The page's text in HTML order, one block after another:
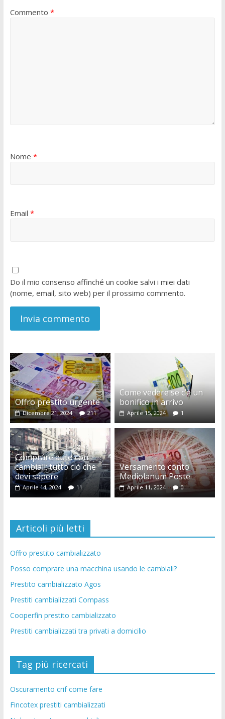
Commento *
Nome *
Email *
Do il mio consenso affinché un cookie salvi i miei dati
(nome, email, sito web) per il prossimo commento.
Offro prestito urgente
Dicembre 21, 2024 211
Come vedere se c’è un
bonifico in arrivo
Aprile 15, 2024 1
Comprare auto con
cambiali: tutto ciò che
devi sapere
Aprile 14, 2024 11
Versamento conto
Mediolanum Poste
Aprile 11, 2024 0
Articoli più letti
Offro prestito cambializzato
Posso comprare una macchina usando le cambiali?
Prestito cambializzato Agos
Prestiti cambializzati Compass
Cooperfin prestito cambializzato
Prestiti cambializzati tra privati a domicilio
Tag più ricercati
Oscuramento crif come fare
Fincotex prestiti cambializzati